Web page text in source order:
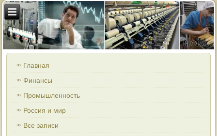
Главная
Финансы
Промышленность
Россия и мир
Все записи